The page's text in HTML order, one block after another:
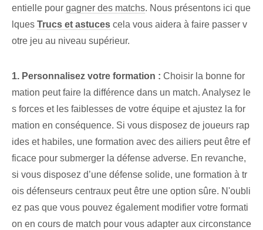
entielle pour gagner des matchs. Nous présentons ici que
lques Trucs et astuces cela vous aidera à faire passer v
otre jeu au niveau supérieur.
1. Personnalisez votre formation : Choisir la bonne for
mation peut faire la différence dans un match. Analysez le
s forces et les faiblesses de votre équipe et ajustez la for
mation en conséquence. Si vous disposez de joueurs rap
ides et habiles, une formation avec des ailiers peut être ef
ficace pour submerger la défense adverse. En revanche,
si vous disposez d’une défense solide, une formation à tr
ois défenseurs centraux peut être une option sûre. N'oubli
ez pas que vous pouvez également modifier votre formati
on en cours de match pour vous adapter aux circonstance